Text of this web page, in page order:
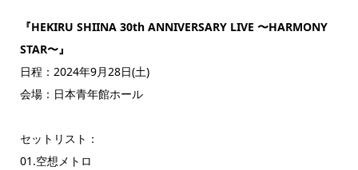
『HEKIRU SHIINA 30th ANNIVERSARY LIVE 〜HARMONY
STAR〜』
日程：2024年9月28日(土)
会場：日本青年館ホール
セットリスト：
01.空想メトロ